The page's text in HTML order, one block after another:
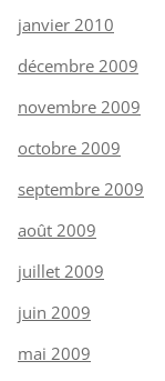
janvier 2010
décembre 2009
novembre 2009
octobre 2009
septembre 2009
août 2009
juillet 2009
juin 2009
mai 2009